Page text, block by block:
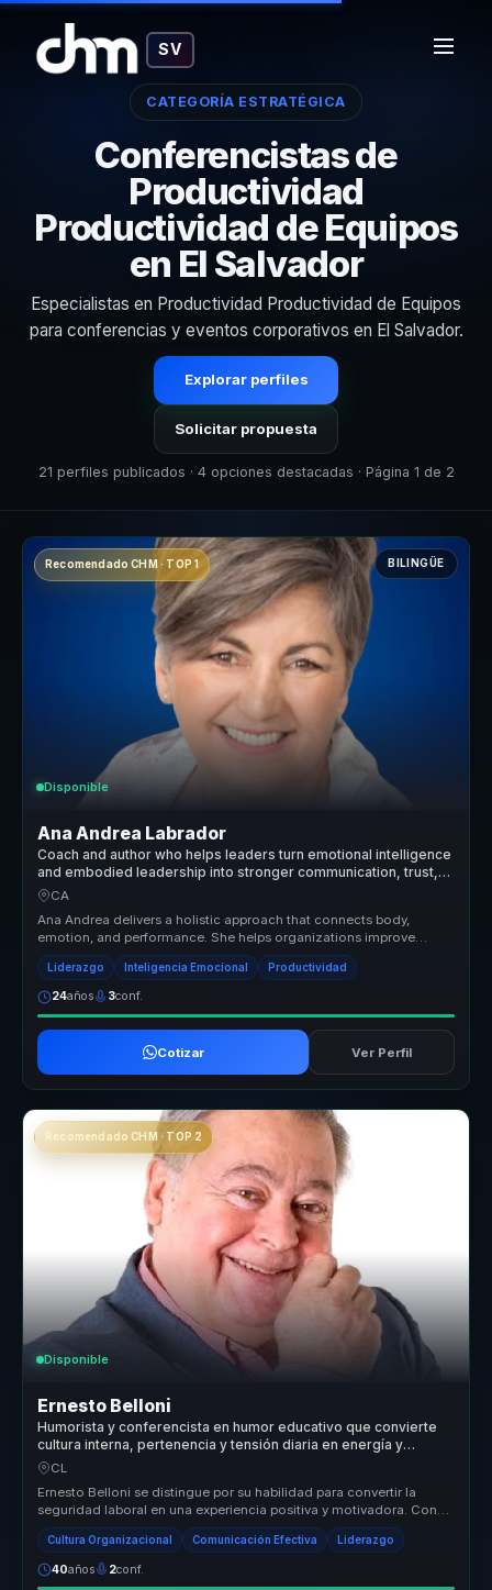
SV
CATEGORÍA ESTRATÉGICA
Conferencistas de
Productividad
Productividad de Equipos
en El Salvador
Especialistas en Productividad Productividad de Equipos
para conferencias y eventos corporativos en El Salvador.
Explorar perfiles
Solicitar propuesta
21 perfiles publicados · 4 opciones destacadas · Página 1 de 2
Recomendado CHM · TOP 1 BILINGÜE
Disponible
Ana Andrea Labrador
Coach and author who helps leaders turn emotional intelligence
and embodied leadership into stronger communication, trust,
and team performance.
CA
Ana Andrea delivers a holistic approach that connects body,
emotion, and performance. She helps organizations improve
relationships, rais...
Liderazgo Inteligencia Emocional Productividad
24años 3conf.
Cotizar Ver Perfil
Recomendado CHM · TOP 2
Disponible
Ernesto Belloni
Humorista y conferencista en humor educativo que convierte
cultura interna, pertenencia y tensión diaria en energía y
cohesión para equipos.
CL
Ernesto Belloni se distingue por su habilidad para convertir la
seguridad laboral en una experiencia positiva y motivadora. Con
su enfoqu...
Cultura Organizacional Comunicación Efectiva Liderazgo
40años 2conf.